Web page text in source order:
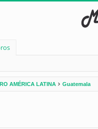
AMÉRICA LATINA Guatemala